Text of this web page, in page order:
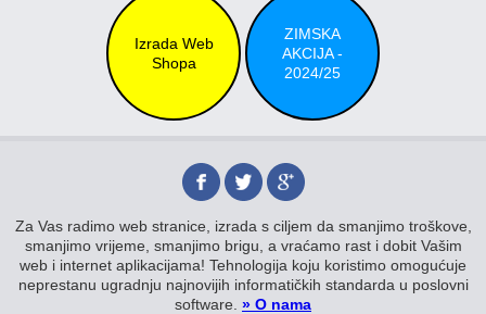
Izrada Web
Shopa
ZIMSKA
AKCIJA -
2024/25
Za Vas radimo web stranice, izrada s ciljem da smanjimo troškove,
smanjimo vrijeme, smanjimo brigu, a vraćamo rast i dobit Vašim
web i internet aplikacijama! Tehnologija koju koristimo omogućuje
neprestanu ugradnju najnovijih informatičkih standarda u poslovni
software. » O nama